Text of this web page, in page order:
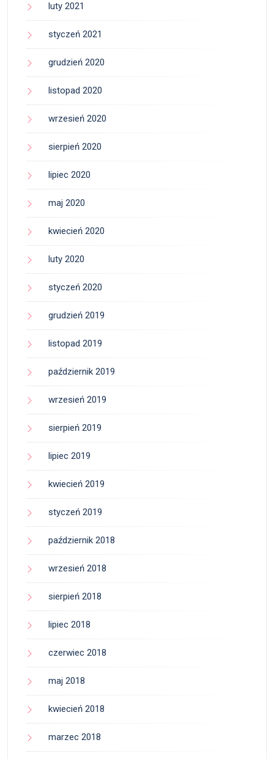
luty 2021
styczeń 2021
grudzień 2020
listopad 2020
wrzesień 2020
sierpień 2020
lipiec 2020
maj 2020
kwiecień 2020
luty 2020
styczeń 2020
grudzień 2019
listopad 2019
październik 2019
wrzesień 2019
sierpień 2019
lipiec 2019
kwiecień 2019
styczeń 2019
październik 2018
wrzesień 2018
sierpień 2018
lipiec 2018
czerwiec 2018
maj 2018
kwiecień 2018
marzec 2018